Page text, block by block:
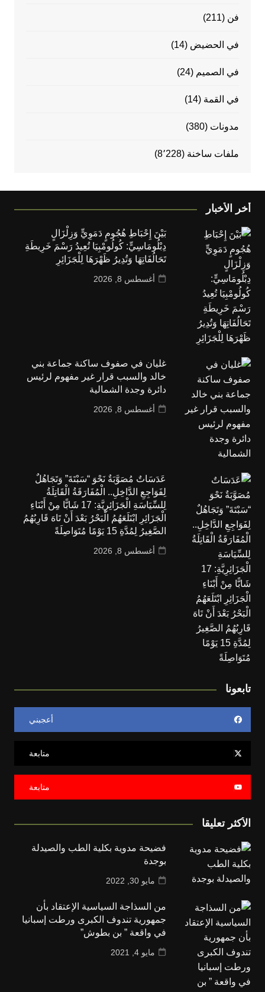
فن (211)
في الحضيض (14)
في الصميم (24)
في القمة (14)
مدونات (380)
ملفات ساخنة (8٬228)
أخر الأخبار
بَيْنَ إِحْبَاطِ هُجُومٍ دَمَوِيٍّ وَزِلْزَالٍ
دِبْلُومَاسِيٍّ: كُولُومْبِيَا تُعِيدُ رَسْمَ خَرِيطَةِ
تَحَالُفَاتِهَا وَتُدِيرُ ظَهْرَهَا لِلْجَزَائِرِ
أغسطس 8, 2026
غليان في صفوف ساكنة جماعة بني
خالد والسبب قرار غير مفهوم لرئيس
دائرة وجدة الشمالية
أغسطس 8, 2026
عَدَسَاتٌ مُصَوَّبَةٌ نَحْوَ “سَبْتَةَ” وَتَجَاهُلٌ
لِفَوَاجِعِ الدَّاخِلِ.. الْمُفَارَقَةُ الْقَاتِلَةُ
لِلسِّيَاسَةِ الْجَزَائِرِيَّةِ: 17 شَابًّا مِنْ أَبْنَاءِ
الْجَزَائِرِ ابْتَلَعَهُمُ الْبَحْرُ بَعْدَ أَنْ تَاهَ قَارِبُهُمُ
الصَّغِيرُ لِمُدَّةِ 15 يَوْمًا مُتَوَاصِلَةً
أغسطس 8, 2026
تابعونا
أعجبني
متابعة
متابعة
الأكثر تعليقا
فضيحة مدوية بكلية الطب والصيدلة
بوجدة
مايو 30, 2022
من السذاجة السياسية الإعتقاد بأن
جمهورية تندوف الكبرى ورطت إسبانيا
في واقعة ” بن بطوش”
مايو 4, 2021